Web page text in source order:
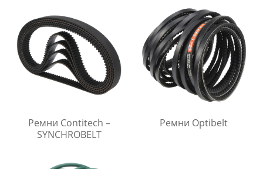
Ремни Contitech –
SYNCHROBELT
Ремни Optibelt